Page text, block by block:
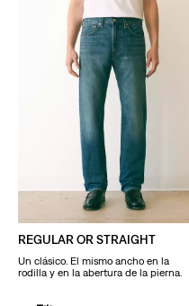
REGULAR OR STRAIGHT
Un clásico. El mismo ancho en la
rodilla y en la abertura de la pierna.